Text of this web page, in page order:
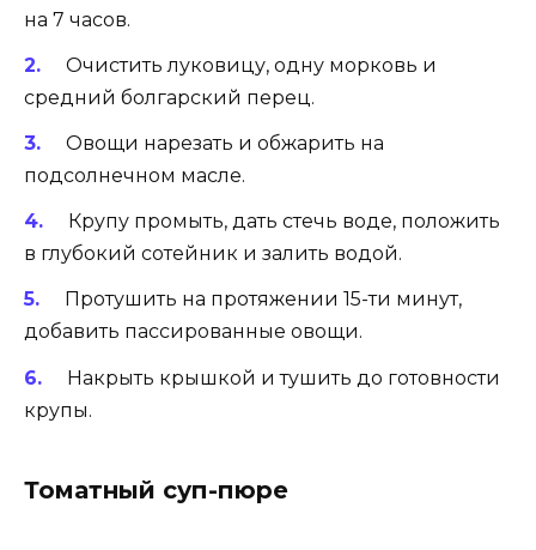
на 7 часов.
Очистить луковицу, одну морковь и
средний болгарский перец.
Овощи нарезать и обжарить на
подсолнечном масле.
Крупу промыть, дать стечь воде, положить
в глубокий сотейник и залить водой.
Протушить на протяжении 15-ти минут,
добавить пассированные овощи.
Накрыть крышкой и тушить до готовности
крупы.
Томатный суп-пюре